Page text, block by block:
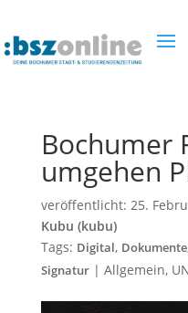
Bochumer
umgehen
veröffentlicht: 25.
Kubu (kubu)
Tags: Digital, Dokumente
Signatur| Allgemein,